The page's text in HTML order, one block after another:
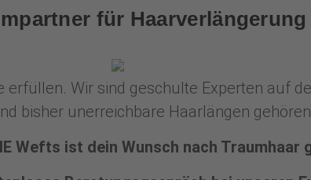
für
Wir sind geschulte Experten auf
bisher unerreichbare Haarlängen
Wefts ist dein Wunsch nach Traumhaar